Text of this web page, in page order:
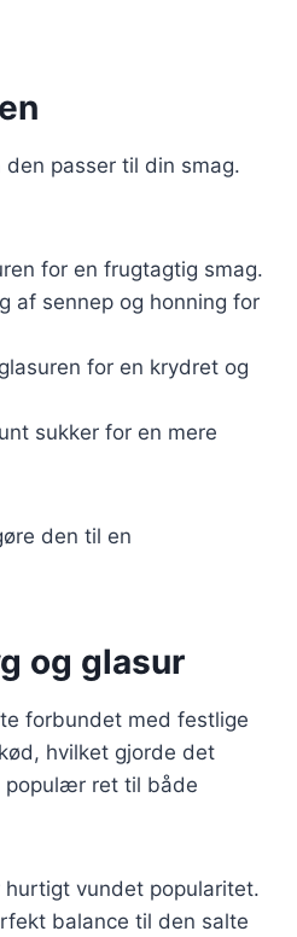
passer til din smag.
for en frugtagtig smag.
af sennep og honning for
for en krydret og
sukker for en mere
den til en
og glasur
forbundet med festlige
hvilket gjorde det
populær ret til både
vundet popularitet.
balance til den salte